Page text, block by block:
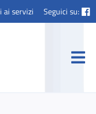
ai servizi Seguici su: